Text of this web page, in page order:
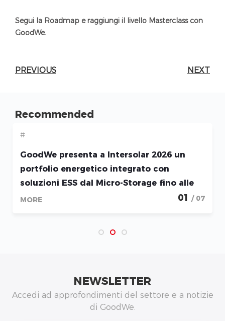
Segui la Roadmap e raggiungi il livello Masterclass con
GoodWe.
PREVIOUS NEXT
Recommended
#
GoodWe presenta a Intersolar 2026 un
portfolio energetico integrato con
soluzioni ESS dal Micro-Storage fino alle
applicazioni Utility-Scale
MORE 01 / 07
NEWSLETTER
Accedi ad approfondimenti del settore e a notizie
di GoodWe.